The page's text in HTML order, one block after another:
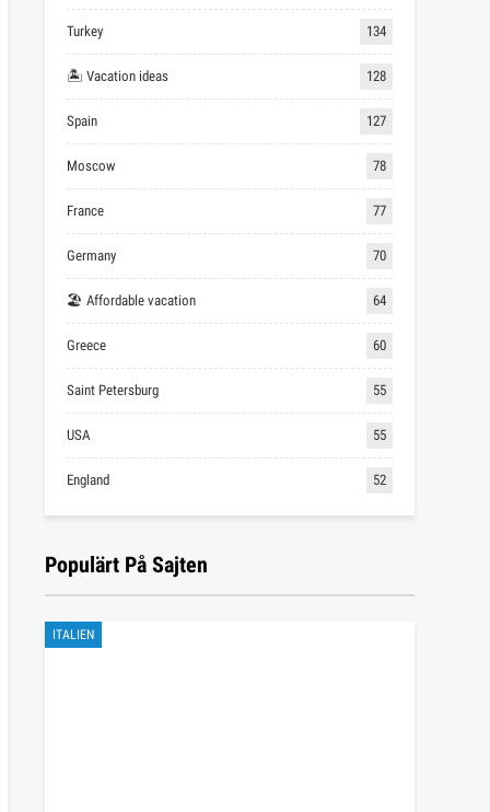
Turkey 134
🏝 Vacation ideas 128
Spain 127
Moscow 78
France 77
Germany 70
🏖 Affordable vacation 64
Greece 60
Saint Petersburg 55
USA 55
England 52
Populärt På Sajten
ITALIEN